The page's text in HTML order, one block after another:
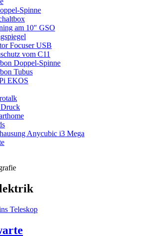
Spinne
am 10″ GSO
Focuser USB
vom C11
Doppel-Spinne
Tubus
EKOS
Anycubic i3 Mega